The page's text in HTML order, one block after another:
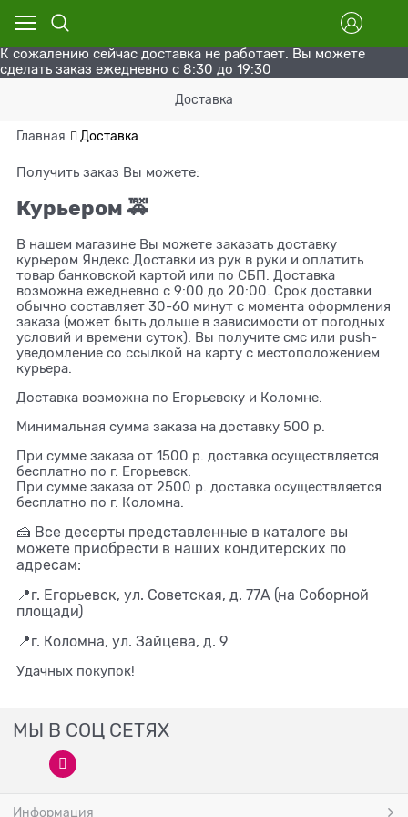
К сожалению сейчас доставка не работает. Вы можете
сделать заказ ежедневно с 8:30 до 19:30
Доставка
Главная Доставка
Получить заказ Вы можете:
Курьером 🚕
В нашем магазине Вы можете заказать доставку
курьером Яндекс.Доставки из рук в руки и оплатить
товар банковской картой или по СБП. Доставка
возможна ежедневно с 9:00 до 20:00. Срок доставки
обычно составляет 30-60 минут с момента оформления
заказа (может быть дольше в зависимости от погодных
условий и времени суток). Вы получите смс или push-
уведомление со ссылкой на карту с местоположением
курьера.
Доставка возможна по Егорьевску и Коломне.
Минимальная сумма заказа на доставку 500 р.
При сумме заказа от 1500 р. доставка осуществляется
бесплатно по г. Егорьевск.
При сумме заказа от 2500 р. доставка осуществляется
бесплатно по г. Коломна.
🍰 Все десерты представленные в каталоге вы
можете приобрести в наших кондитерских по
адресам:
📍г. Егорьевск, ул. Советская, д. 77А (на Соборной
площади)
📍г. Коломна, ул. Зайцева, д. 9
Удачных покупок!
МЫ В СОЦ СЕТЯХ
Информация